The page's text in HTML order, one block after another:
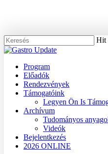
content
Hit
Close
Menu
Program
Előadók
Rendezvények
Támogatóink
Legyen Ön Is
Archívum
Tudományos
Videók
Bejelentkezés
2026 ONLINE